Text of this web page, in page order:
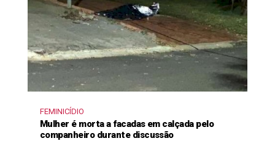
FEMINICÍDIO
Mulher é morta a facadas em calçada pelo
companheiro durante discussão